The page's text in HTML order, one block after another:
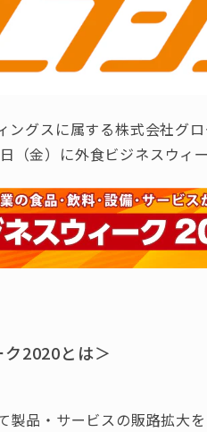
ングスに属する株式会社グ
（金）に外食ビジネスウィ
2020とは＞
品・サービスの販路拡大を